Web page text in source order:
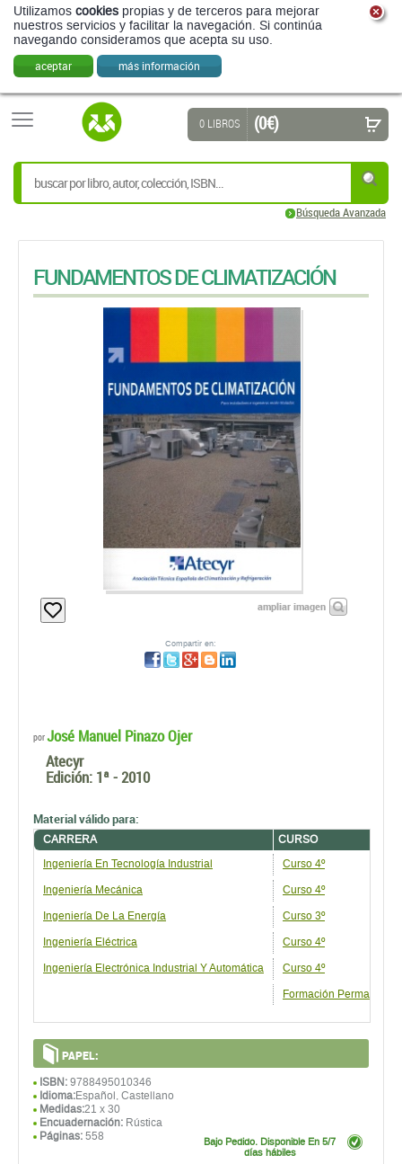
Utilizamos cookies propias y de terceros para mejorar
nuestros servicios y facilitar la navegación. Si continúa
navegando consideramos que acepta su uso.
aceptar más información
Búsqueda Avanzada
0 LIBROS (0 €)
FUNDAMENTOS DE CLIMATIZACIÓN
ampliar imagen
Compartir en:
porJosé Manuel Pinazo Ojer
Atecyr
Edición: 1ª - 2010
Material válido para:
CARRERA
CURSO
Ingeniería En Tecnología Industrial
Curso 4º
Ingeniería Mecánica Curso 4º
Ingeniería De La Energía Curso 3º
Ingeniería Eléctrica Curso 4º
Ingeniería Electrónica Industrial Y Automática Curso 4º
Formación Permanente
PAPEL:
ISBN: 9788495010346
Idioma:Español, Castellano
Medidas:21 x 30
Encuadernación: Rústica
Páginas: 558
Bajo Pedido. Disponible En 5/7
días hábiles